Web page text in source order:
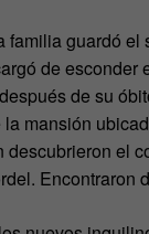
familia guardó
de
de su
mansión
el
Encontraron